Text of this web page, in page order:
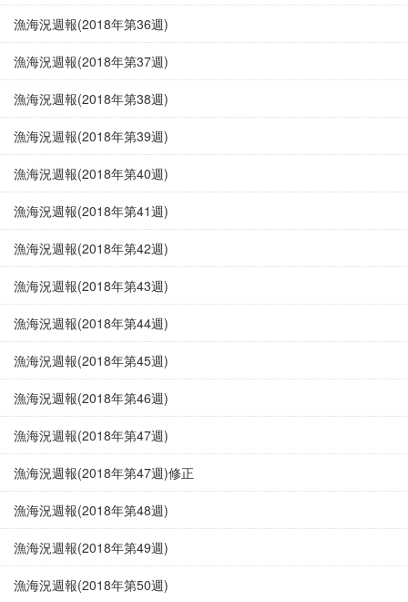
漁海況週報(2018年第36週)
漁海況週報(2018年第37週)
漁海況週報(2018年第38週)
漁海況週報(2018年第39週)
漁海況週報(2018年第40週)
漁海況週報(2018年第41週)
漁海況週報(2018年第42週)
漁海況週報(2018年第43週)
漁海況週報(2018年第44週)
漁海況週報(2018年第45週)
漁海況週報(2018年第46週)
漁海況週報(2018年第47週)
漁海況週報(2018年第47週)修正
漁海況週報(2018年第48週)
漁海況週報(2018年第49週)
漁海況週報(2018年第50週)